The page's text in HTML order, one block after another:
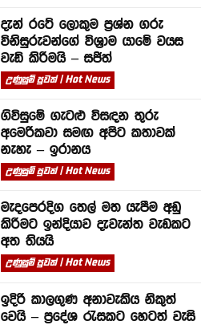
දැන් රටේ ලොකුම ප්‍රශ්න ගරු
විනිසුරුවන්ගේ විශ්‍රාම යාමේ වයස
වැඩි කිරීමයි – සජිත්
උණුසුම් පුවත් | Hot News
ගිවිසුමේ ගැටළු විසඳන තුරු
අමෙරිකවා සමඟ අපිට කතාවක්
නැහැ – ඉරානය
උණුසුම් පුවත් | Hot News
මැදපෙරදිග තෙල් මත යැපීම අඩු
කිරීමට ඉන්දියාව දැවැන්ත වැඩකට
අත තියයි
උණුසුම් පුවත් | Hot News
ඉදිරි කාලගුණ අනාවැකිය නිකුත්
වෙයි – ප්‍රදේශ රැසකට හෙටත් වැසි